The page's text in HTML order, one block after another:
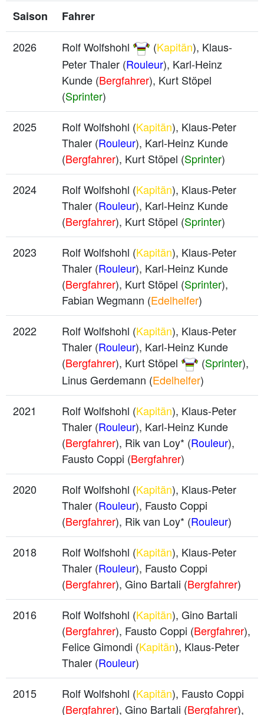
Saison
Fahrer
2026
Rolf Wolfshohl (Kapitän), Klaus-
Peter Thaler (Rouleur), Karl-Heinz
Kunde (Bergfahrer), Kurt Stöpel
(Sprinter)
2025 Rolf Wolfshohl (Kapitän), Klaus-Peter
Thaler (Rouleur), Karl-Heinz Kunde
(Bergfahrer), Kurt Stöpel (Sprinter)
2024
Rolf Wolfshohl (Kapitän), Klaus-Peter
Thaler (Rouleur), Karl-Heinz Kunde
(Bergfahrer), Kurt Stöpel (Sprinter)
2023
Rolf Wolfshohl (Kapitän), Klaus-Peter
Thaler (Rouleur), Karl-Heinz Kunde
(Bergfahrer), Kurt Stöpel (Sprinter),
Fabian Wegmann (Edelhelfer)
2022
Rolf Wolfshohl (Kapitän), Klaus-Peter
Thaler (Rouleur), Karl-Heinz Kunde
(Bergfahrer), Kurt Stöpel (Sprinter),
Linus Gerdemann (Edelhelfer)
2021 Rolf Wolfshohl (Kapitän), Klaus-Peter
Thaler (Rouleur), Karl-Heinz Kunde
(Bergfahrer), Rik van Loy* (Rouleur),
Fausto Coppi (Bergfahrer)
2020
Rolf Wolfshohl (Kapitän), Klaus-Peter
Thaler (Rouleur), Fausto Coppi
(Bergfahrer), Rik van Loy* (Rouleur)
2018
Rolf Wolfshohl (Kapitän), Klaus-Peter
Thaler (Rouleur), Fausto Coppi
(Bergfahrer), Gino Bartali (Bergfahrer)
2016
Rolf Wolfshohl (Kapitän), Gino Bartali
(Bergfahrer), Fausto Coppi (Bergfahrer),
Felice Gimondi (Kapitän), Klaus-Peter
Thaler (Rouleur)
2015
Rolf Wolfshohl (Kapitän), Fausto Coppi
(Bergfahrer), Gino Bartali (Bergfahrer),